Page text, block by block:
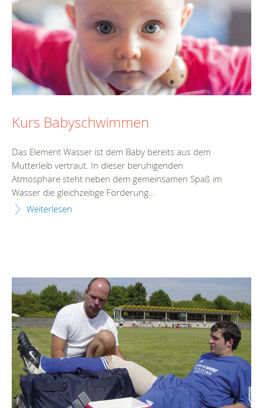
Kurs Babyschwimmen
Das Element Wasser ist dem Baby bereits aus dem
Mutterleib vertraut. In dieser beruhigenden
Atmosphäre steht neben dem gemeinsamen Spaß im
Wasser die gleichzeitige Förderung...
Weiterlesen